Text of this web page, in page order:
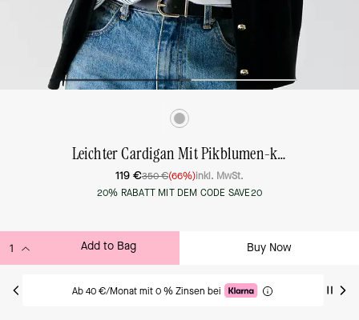
Leichter Cardigan Mit Pikblumen-knopf
119 €350 €(66%)inkl. MwSt.
20% RABATT MIT DEM CODE SAVE20
Add to Bag Buy Now
Ab 40 €/Monat mit 0 % Zinsen bei